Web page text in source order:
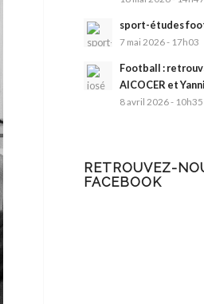
sport-études
7 mai 2026 - 17h03
Football :
AlCOCER et
8 avril 2026 - 10h35
RETROUVEZ-
FACEBOOK